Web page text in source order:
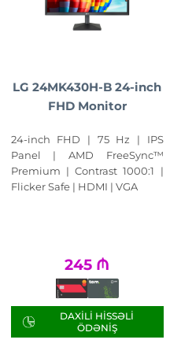
LG 24MK430H-B 24-inch
FHD Monitor
24-inch FHD | 75 Hz | IPS
Panel | AMD FreeSync™
Premium | Contrast 1000:1 |
Flicker Safe | HDMI | VGA
245 ₼
DAXILI HISSƏLI
ÖDƏNIŞ